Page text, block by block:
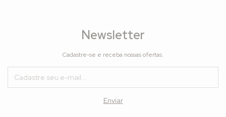
Newsletter
Cadastre-se e receba nossas ofertas.